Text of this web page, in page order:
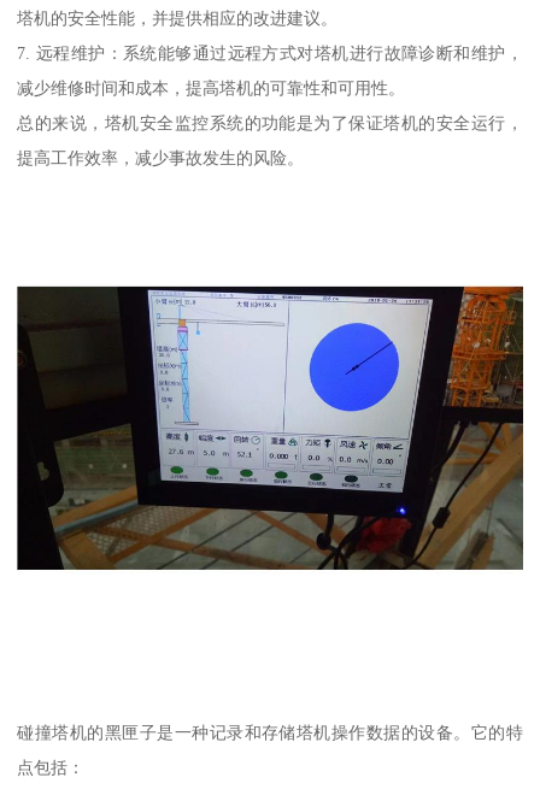
塔机的安全性能，并提供相应的改进建议。
7. 远程维护：系统能够通过远程方式对塔机进行故障诊断和维护，
减少维修时间和成本，提高塔机的可靠性和可用性。
总的来说，塔机安全监控系统的功能是为了保证塔机的安全运行，
提高工作效率，减少事故发生的风险。
碰撞塔机的黑匣子是一种记录和存储塔机操作数据的设备。它的特
点包括：